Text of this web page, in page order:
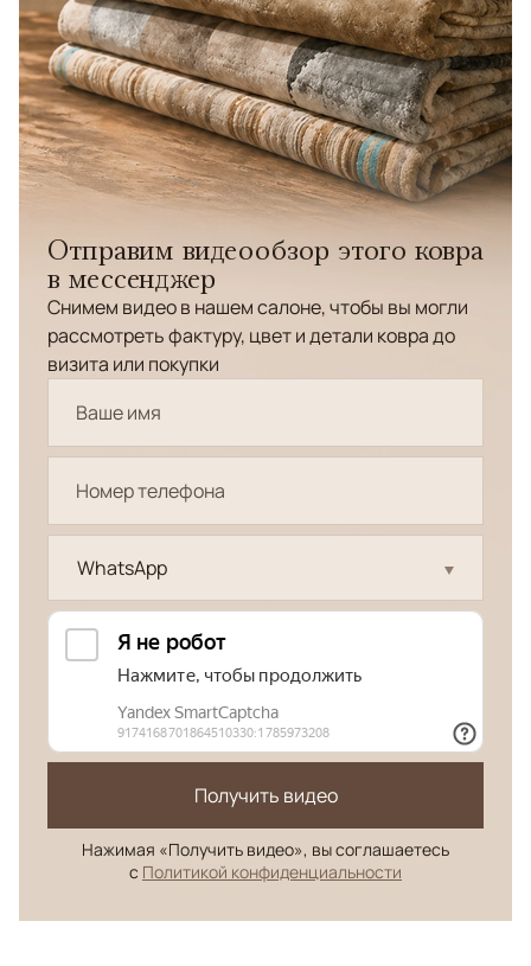
Отправим видеообзор этого ковра
в мессенджер
Снимем видео в нашем салоне, чтобы вы могли
рассмотреть фактуру, цвет и детали ковра до
визита или покупки
WhatsApp
Получить видео
Нажимая «Получить видео», вы соглашаетесь
с Политикой конфиденциальности